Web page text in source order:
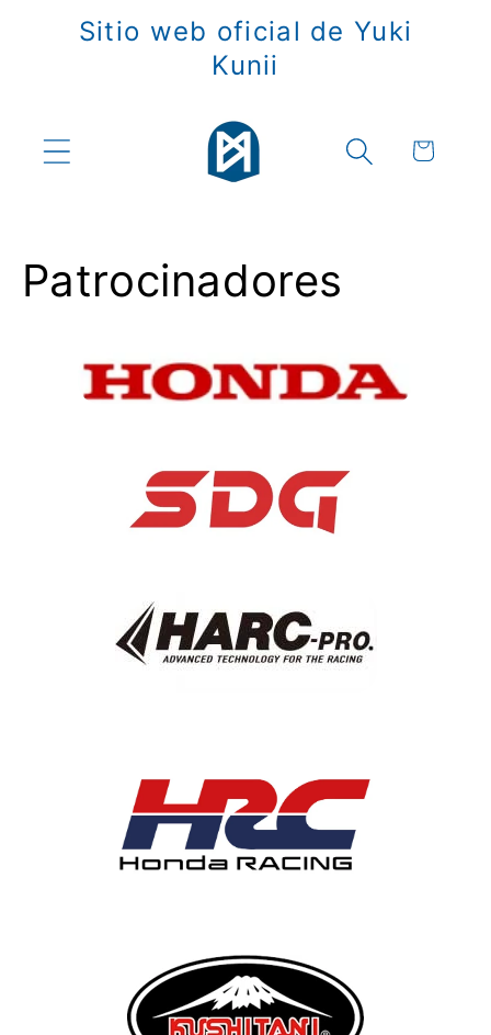
directamente
Sitio web oficial de Yuki
Kunii
Carrito
Patrocinadores